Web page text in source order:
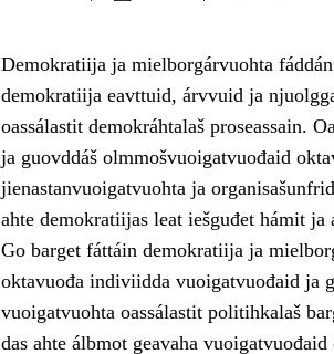
Demokratiija ja mielborgárvuohta
demokratiija eavttuid, árvvuid ja
oassálastit demokráhtalaš proseassain.
ja guovddáš olmmošvuoigatvuođaid
jienastanvuoigatvuohta ja
ahte demokratiijas leat iešguđet hámit ja
Go barget fáttáin demokratiija ja
oktavuođa indiviidda vuoigatvuođaid ja
vuoigatvuohta oassálastit politihkalaš
das ahte álbmot geavaha